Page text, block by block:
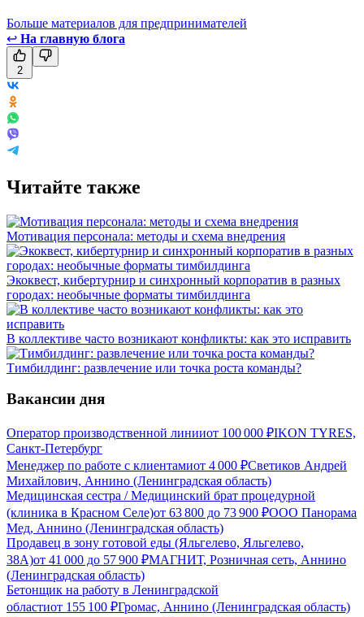
Больше материалов для предпринимателей
↩ На главную блога
2
Читайте также
Мотивация персонала: методы и схема внедрения
Экоквест, кибертурнир и синхронный корпоратив в разных
городах: необычные форматы тимбилдинга
В коллективе часто возникают конфликты: как это исправить
Тимбилдинг: развлечение или точка роста команды?
Вакансии дня
Оператор производственной линииот 100 000 ₽IKON TYRES,
Санкт-Петербург
Менеджер по работе с клиентамиот 4 000 ₽Светиков Андрей
Михайлович, Аннино (Ленинградская область)
Медицинская сестра / Медицинский брат процедурной
(клиника в Красном Селе)от 63 800 до 73 900 ₽ООО Панорама
Мед, Аннино (Ленинградская область)
Продавец в зону готовой еды (Яльгелево, Яльгелево,
38А)от 41 000 до 57 900 ₽МАГНИТ, Розничная сеть, Аннино
(Ленинградская область)
Бетонщик на работу в Ленинградской
областиот 155 100 ₽Громас, Аннино (Ленинградская область)